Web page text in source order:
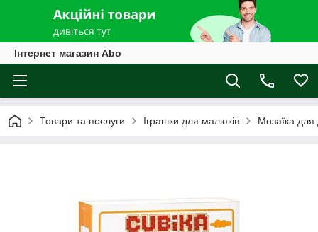
Інтернет магазин Abo
Товари та послуги Іграшки для малюків Мозаїка для